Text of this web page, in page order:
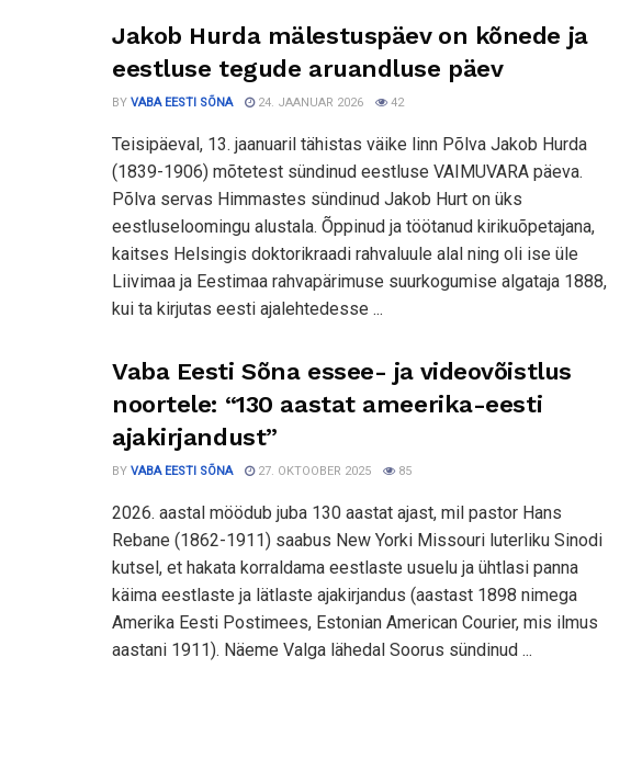
Jakob Hurda mälestuspäev on kõnede ja
eestluse tegude aruandluse päev
BY VABA EESTI SÕNA 24. JAANUAR 2026 42
Teisipäeval, 13. jaanuaril tähistas väike linn Põlva Jakob Hurda
(1839-1906) mõtetest sündinud eestluse VAIMUVARA päeva.
Põlva servas Himmastes sündinud Jakob Hurt on üks
eestluseloomingu alustala. Õppinud ja töötanud kirikuõpetajana,
kaitses Helsingis doktorikraadi rahvaluule alal ning oli ise üle
Liivimaa ja Eestimaa rahvapärimuse suurkogumise algataja 1888,
kui ta kirjutas eesti ajalehtedesse ...
Vaba Eesti Sõna essee- ja videovõistlus
noortele: “130 aastat ameerika-eesti
ajakirjandust”
BY VABA EESTI SÕNA 27. OKTOOBER 2025 85
2026. aastal möödub juba 130 aastat ajast, mil pastor Hans
Rebane (1862-1911) saabus New Yorki Missouri luterliku Sinodi
kutsel, et hakata korraldama eestlaste usuelu ja ühtlasi panna
käima eestlaste ja lätlaste ajakirjandus (aastast 1898 nimega
Amerika Eesti Postimees, Estonian American Courier, mis ilmus
aastani 1911). Näeme Valga lähedal Soorus sündinud ...